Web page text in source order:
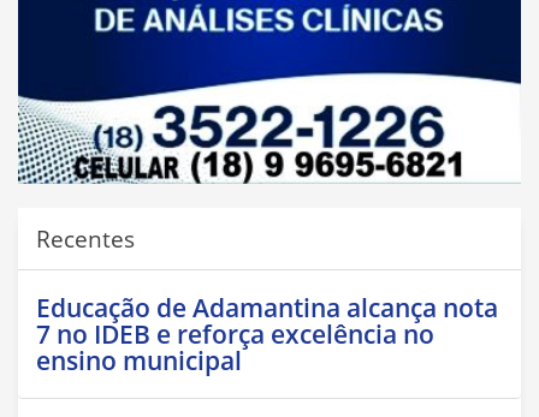
Recentes
Educação de Adamantina alcança nota
7 no IDEB e reforça excelência no
ensino municipal